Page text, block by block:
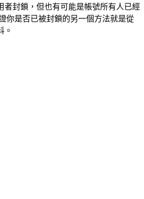
者封鎖，但也有可能是帳號所有人已經
你是否已被封鎖的另一個方法就是從
。